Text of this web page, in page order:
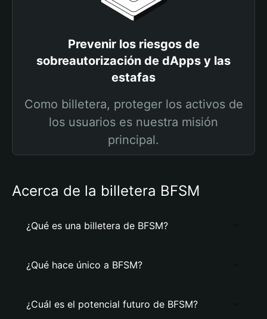
Prevenir los riesgos de
sobreautorización de dApps y las
estafas
Como billetera, proteger los activos de
los usuarios es nuestra misión
principal.
Acerca de la billetera BFSM
¿Qué es una billetera de BFSM?
¿Qué hace único a BFSM?
¿Cuál es el potencial futuro de BFSM?